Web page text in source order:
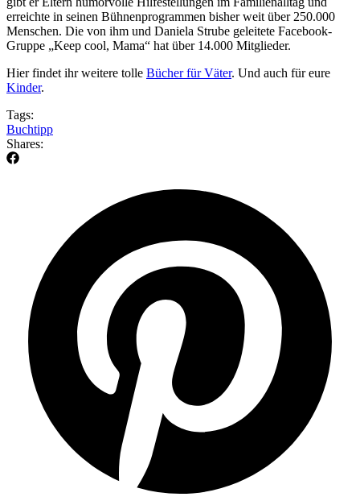
erreichte in seinen Bühnenprogrammen bisher weit über 250.000
Menschen. Die von ihm und Daniela Strube geleitete Facebook-
Gruppe „Keep cool, Mama“ hat über 14.000 Mitglieder.
Hier findet ihr weitere tolle Bücher für Väter. Und auch für eure
Kinder.
Tags:
Buchtipp
Shares: